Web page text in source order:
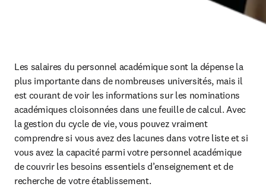
Les salaires du personnel académique sont la dépense la
plus importante dans de nombreuses universités, mais il
est courant de voir les informations sur les nominations
académiques cloisonnées dans une feuille de calcul. Avec
la gestion du cycle de vie, vous pouvez vraiment
comprendre si vous avez des lacunes dans votre liste et si
vous avez la capacité parmi votre personnel académique
de couvrir les besoins essentiels d’enseignement et de
recherche de votre établissement.